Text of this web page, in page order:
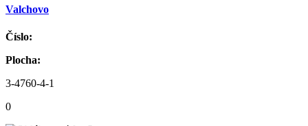
Valchovo
Číslo:
Plocha:
3-4760-4-1
0